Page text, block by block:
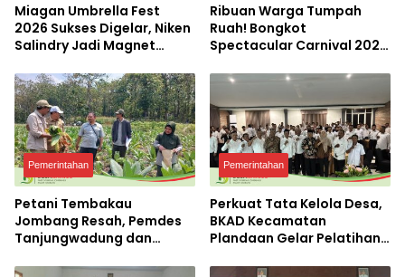
Miagan Umbrella Fest
2026 Sukses Digelar, Niken
Salindry Jadi Magnet
Ribuan Warga Tumpah
Ruah! Bongkot
Spectacular Carnival 2026
Terbesar di Peterongan
Pemerintahan
Petani Tembakau
Jombang Resah, Pemdes
Tanjungwadung dan
Pemerintahan
Perkuat Tata Kelola Desa,
BKAD Kecamatan
Plandaan Gelar Pelatihan